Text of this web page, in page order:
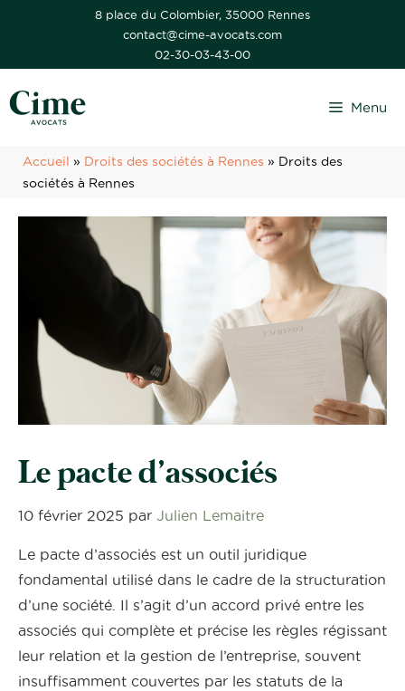
8 place du Colombier, 35000 Rennes
contact@cime-avocats.com
02-30-03-43-00
Menu
Accueil » Droits des sociétés à Rennes » Droits des
sociétés à Rennes
Le pacte d’associés
10 février 2025 par Julien Lemaitre
Le pacte d’associés est un outil juridique
fondamental utilisé dans le cadre de la structuration
d’une société. Il s’agit d’un accord privé entre les
associés qui complète et précise les règles régissant
leur relation et la gestion de l’entreprise, souvent
insuffisamment couvertes par les statuts de la